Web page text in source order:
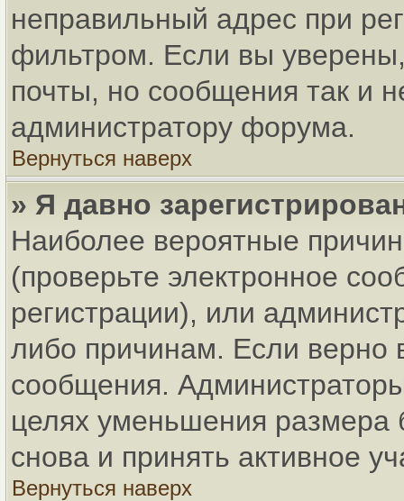
неправильный адрес при
фильтром. Если вы
почты, но сообщения так и
администратору форума.
Вернуться наверх
» Я давно
Наиболее вероятные
(проверьте электронное
регистрации), или
либо причинам. Если верно
сообщения.
целях уменьшения размера
снова и принять активное
Вернуться наверх